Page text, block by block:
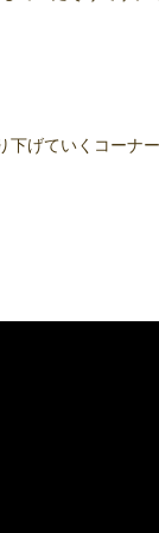
下げていくコーナ